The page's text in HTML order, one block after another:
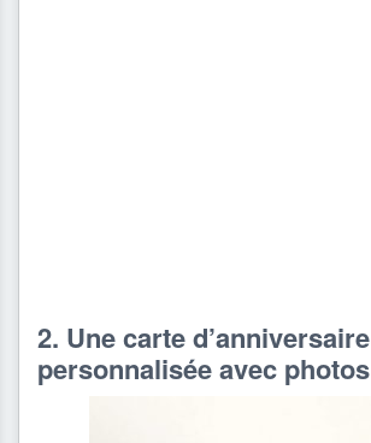
2. Une carte d’anniversaire
personnalisée avec photos